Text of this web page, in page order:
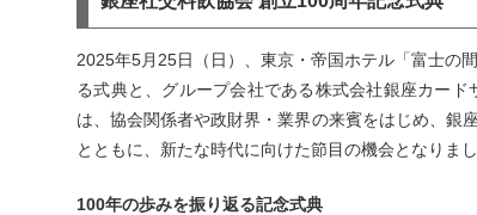
2025年5月25日（日）、東京・帝国ホテル「富士の
る式典と、グループ会社である株式会社銀座カー
は、協会関係者や政財界・業界の来賓をはじめ、銀
とともに、新たな時代に向けた節目の機会となりまし
100年の歩みを振り返る記念式典